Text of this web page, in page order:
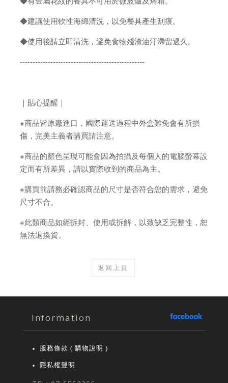
◆建議使用軟性海綿清洗，以免餐具產生刮痕。
◆使用後請立即清洗，避免食物殘渣油汙滯留過久。
-------------------------------------------------
｜貼心提醒｜
※商品皆原廠進口，國際運送過程中外盒難免會有所損
傷，完美主義者購買請注意。
※商品的顏色呈現可能會因為拍攝及每個人的電腦螢幕設
定而有所差異，請以實際收到的商品為主。
※購買前請務必確認商品的尺寸是否符合您的需求，避免
尺寸不合。
※此類商品如經拆封、使用或拆解，以致缺乏完整性，恕
無法退換貨。
返回上頁
Information
服務條款 ( 購物說明 )
隱私權聲明